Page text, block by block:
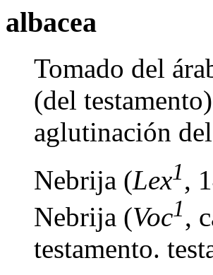
albacea
Tomado del
(del
aglutinación
Nebrija (Lex1,
Nebrija (Voc1,
testamento.